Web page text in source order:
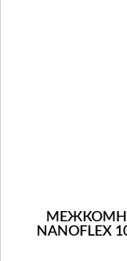
NANOFLEX